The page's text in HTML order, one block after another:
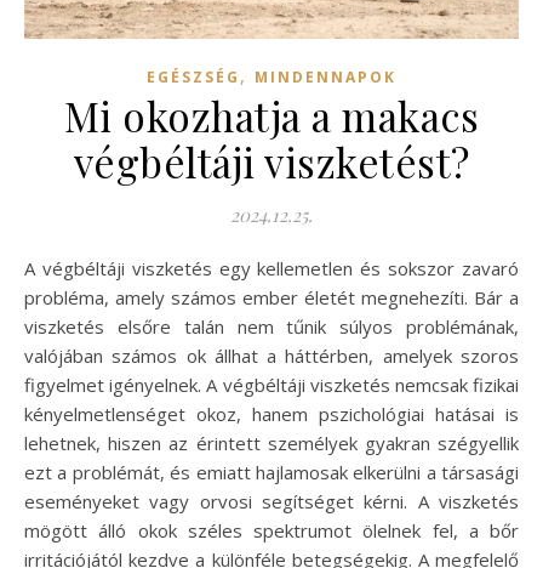
EGÉSZSÉG , MINDENNAPOK
Mi okozhatja a makacs
végbéltáji viszketést?
2024.12.25.
A végbéltáji viszketés egy kellemetlen és sokszor zavaró
probléma, amely számos ember életét megnehezíti. Bár a
viszketés elsőre talán nem tűnik súlyos problémának,
valójában számos ok állhat a háttérben, amelyek szoros
figyelmet igényelnek. A végbéltáji viszketés nemcsak fizikai
kényelmetlenséget okoz, hanem pszichológiai hatásai is
lehetnek, hiszen az érintett személyek gyakran szégyellik
ezt a problémát, és emiatt hajlamosak elkerülni a társasági
eseményeket vagy orvosi segítséget kérni. A viszketés
mögött álló okok széles spektrumot ölelnek fel, a bőr
irritációjától kezdve a különféle betegségekig. A megfelelő